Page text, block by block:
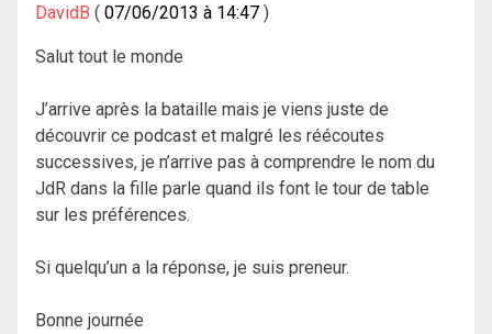
DavidB 07/06/2013 à 14:47
Salut tout le monde
J’arrive après la bataille mais je viens juste de
découvrir ce podcast et malgré les réécoutes
successives, je n’arrive pas à comprendre le nom du
JdR dans la fille parle quand ils font le tour de table
sur les préférences.
Si quelqu’un a la réponse, je suis preneur.
Bonne journée